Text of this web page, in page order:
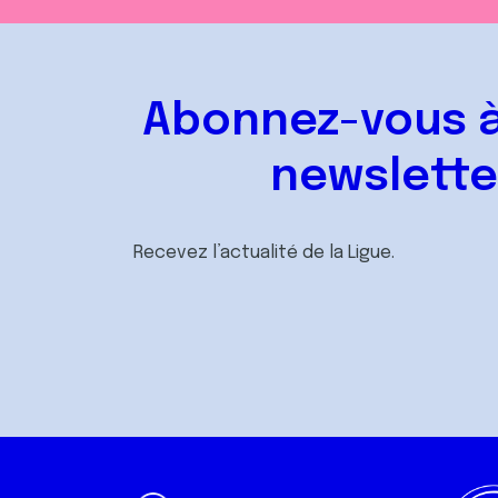
Abonnez-vous
Recevez l’actualité de la Ligue.